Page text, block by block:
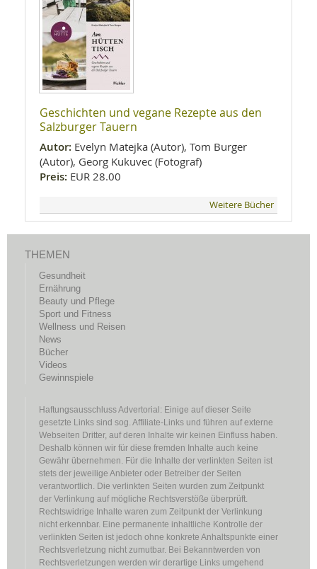
Geschichten und vegane Rezepte aus den
Salzburger Tauern
Autor: Evelyn Matejka (Autor), Tom Burger
(Autor), Georg Kukuvec (Fotograf)
Preis: EUR 28.00
Weitere Bücher
THEMEN
Gesundheit
Ernährung
Beauty und Pflege
Sport und Fitness
Wellness und Reisen
News
Bücher
Videos
Gewinnspiele
Haftungsausschluss Advertorial: Einige auf dieser Seite
gesetzte Links sind sog. Affiliate-Links und führen auf externe
Webseiten Dritter, auf deren Inhalte wir keinen Einfluss haben.
Deshalb können wir für diese fremden Inhalte auch keine
Gewähr übernehmen. Für die Inhalte der verlinkten Seiten ist
stets der jeweilige Anbieter oder Betreiber der Seiten
verantwortlich. Die verlinkten Seiten wurden zum Zeitpunkt
der Verlinkung auf mögliche Rechtsverstöße überprüft.
Rechtswidrige Inhalte waren zum Zeitpunkt der Verlinkung
nicht erkennbar. Eine permanente inhaltliche Kontrolle der
verlinkten Seiten ist jedoch ohne konkrete Anhaltspunkte einer
Rechtsverletzung nicht zumutbar. Bei Bekanntwerden von
Rechtsverletzungen werden wir derartige Links umgehend